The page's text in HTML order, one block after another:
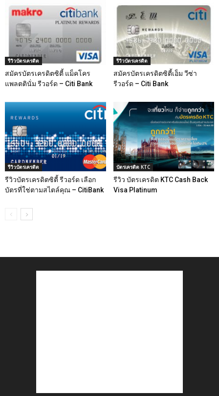
รีวิวบัตรเครดิต
สมัครบัตรเครดิตซิตี้ แม็คโคร
แพลตตินั่ม รีวอร์ด – Citi Bank
รีวิวบัตรเครดิต
สมัครบัตรเครดิตซิตี้เอ็ม วีซ่า
รีวอร์ด – Citi Bank
รีวิวบัตรเครดิต
รีวิวบัตรเครดิตซิตี้ รีวอร์ด เลือก
บัตรที่ใช่ตามสไตล์คุณ – CitiBank
บัตรเครดิต KTC
รีวิว บัตรเครดิต KTC Cash Back
Visa Platinum